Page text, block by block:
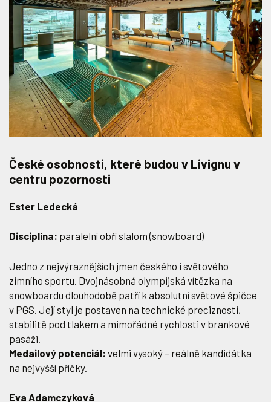
České osobnosti, které budou v Livignu v
centru pozornosti
Ester Ledecká
Disciplína: paralelní obří slalom (snowboard)
Jedno z nejvýraznějších jmen českého i světového
zimního sportu. Dvojnásobná olympijská vítězka na
snowboardu dlouhodobě patří k absolutní světové špičce
v PGS. Její styl je postaven na technické preciznosti,
stabilitě pod tlakem a mimořádné rychlosti v brankové
pasáži.
Medailový potenciál: velmi vysoký – reálně kandidátka
na nejvyšší příčky.
Eva Adamczyková